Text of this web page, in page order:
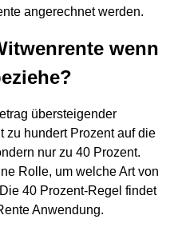
angerechnet werden.
wenn
übersteigender
zu hundert Prozent auf die
nur zu 40 Prozent.
Rolle, um welche Art von
40 Prozent-Regel findet
Anwendung.